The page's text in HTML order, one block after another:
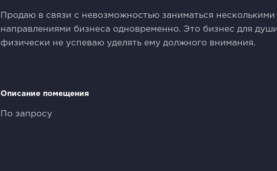
Продаю в связи с невозможностью заниматься несколькими
направлениями бизнеса одновременно. Это бизнес для
физически не успеваю уделять ему должного внимания.
Описание помещения
По запросу